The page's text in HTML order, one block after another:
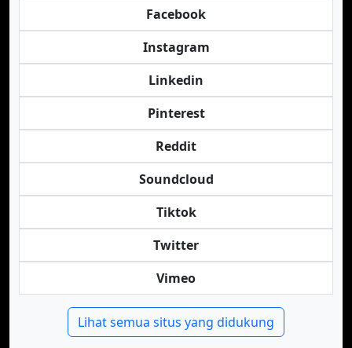
Facebook
Instagram
Linkedin
Pinterest
Reddit
Soundcloud
Tiktok
Twitter
Vimeo
Lihat semua situs yang didukung